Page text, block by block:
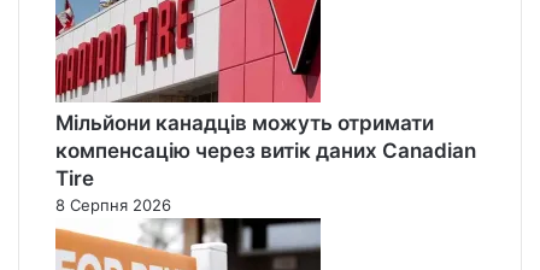
Мільйони канадців можуть отримати
компенсацію через витік даних Canadian
Tire
8 Серпня 2026